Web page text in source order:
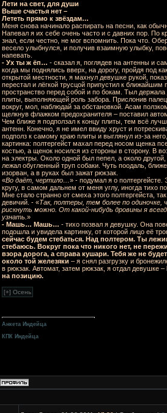
Лети на свет, для души
Выше счастья нет –
Лететь прямо к звёздам…
Меня снова начинало распирать на песни, как
Напевал я их себе очень часто и с давних пор. По
знал, если честно, не мог вспомнить. Пока что.
весело улыбнулся, и получив взаимную улыбку,
напевать.
- Ух ты ж ёп… - сказал я, поглядев на антенны и
когда мы поднялись вверх, на дорогу, пройдя под
открытой местности, я махнул девушке рукой,
перестал и лёгкой трусцой припустил к ближайшим
пространство перед собой и по бокам. Тыл
плиты, выполняющей роль забора. Прислонив палец
вокруг, мол, наблюдай за обстановкой. Асам
щелкнув флажком предохранителя – поставил
Чем ближе я подползал к концу плиты, тем всё
антенн. Конечно, я не имел ввиду хруст и
подполз к самому краю плиты и выглянул из-за
картинка: полтергейст махал перед носом щенка
костью, а щенок носился из стороны в сторону. В
на электры. Около одной был пепел, а около
лежал обугленный труп собаки. Чуть поодаль,
изорван, а в руках был зажат рюкзак.
«Во даёт, чертило…» - подумал я о полтергейсте.
кругу, в самом дальнем от меня углу, иногда тихо
Мне стало странно от смеха этого полтергейста,
девичий. - «Так, полтеры, тем более по одиночке,
рискнуть можно. От какой-нибудь дровины я
узнать. »
- Машь… Машь… - тихо позвал я девушку. Она
подошла и увидела картинку, от которой лицо её
сейчас будем стебаться. Над полтером. Ты
стебаюсь. Вокруг пока что никого нет, не
взора дорога, а справа кушари. Тебя же не
около той железяки – я снял разгрузку и
в рюкзак. Автомат, затем рюкзак, я отдал девушке –
на позицию.
Анкета Индейца
КПК Индейца